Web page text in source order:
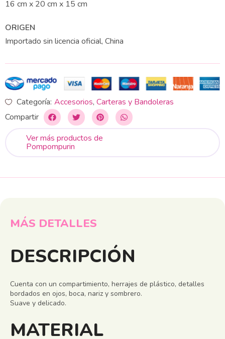
16 cm x 20 cm x 15 cm
ORIGEN
Importado sin licencia oficial, China
Categoría: Accesorios, Carteras y Bandoleras
Compartir
Ver más productos de
Pompompurin
MÁS DETALLES
DESCRIPCIÓN
Cuenta con un compartimiento, herrajes de plástico, detalles
bordados en ojos, boca, nariz y sombrero.
Suave y delicado.
MATERIAL